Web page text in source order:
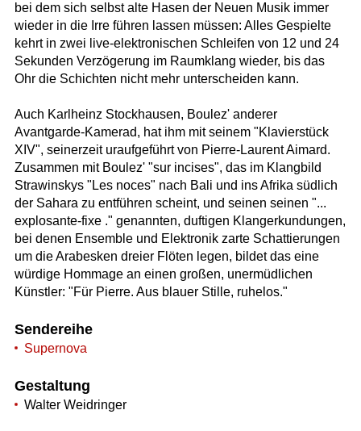
bei dem sich selbst alte Hasen der Neuen Musik immer
wieder in die Irre führen lassen müssen: Alles Gespielte
kehrt in zwei live-elektronischen Schleifen von 12 und 24
Sekunden Verzögerung im Raumklang wieder, bis das
Ohr die Schichten nicht mehr unterscheiden kann.
Auch Karlheinz Stockhausen, Boulez' anderer
Avantgarde-Kamerad, hat ihm mit seinem "Klavierstück
XIV", seinerzeit uraufgeführt von Pierre-Laurent Aimard.
Zusammen mit Boulez' "sur incises", das im Klangbild
Strawinskys "Les noces" nach Bali und ins Afrika südlich
der Sahara zu entführen scheint, und seinen seinen "...
explosante-fixe ." genannten, duftigen Klangerkundungen,
bei denen Ensemble und Elektronik zarte Schattierungen
um die Arabesken dreier Flöten legen, bildet das eine
würdige Hommage an einen großen, unermüdlichen
Künstler: "Für Pierre. Aus blauer Stille, ruhelos."
Sendereihe
Supernova
Gestaltung
Walter Weidringer